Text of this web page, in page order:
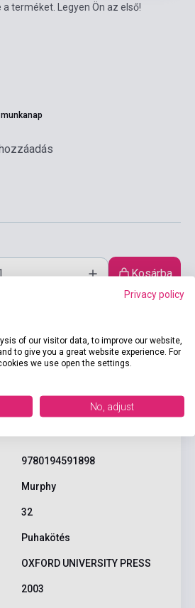
terméket. Legyen Ön az első!
Kosárba
9780194591898
Murphy
32
Puhakötés
OXFORD UNIVERSITY PRESS
2003
Privacy policy
of our visitor data, to improve our website,
to give you a great website experience. For
we use open the settings.
No, adjust